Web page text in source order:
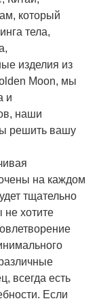
который
тела,
изделия из
Moon, мы
и
наши
решить вашу
на каждом
тщательно
хотите
всегда есть
Если